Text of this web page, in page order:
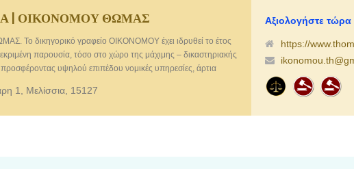
| ΟΙΚΟΝΟΜΟΥ ΘΩΜΑΣ
δικηγορικό γραφείο ΟΙΚΟΝΟΜΟΥ έχει ιδρυθεί το έτος
παρουσία, τόσο στο χώρο της μάχιμης – δικαστηριακής
υψηλού επιπέδου νομικές υπηρεσίες, άρτια
1, Μελίσσια, 15127
Αξιολογήστε τώρα
https://